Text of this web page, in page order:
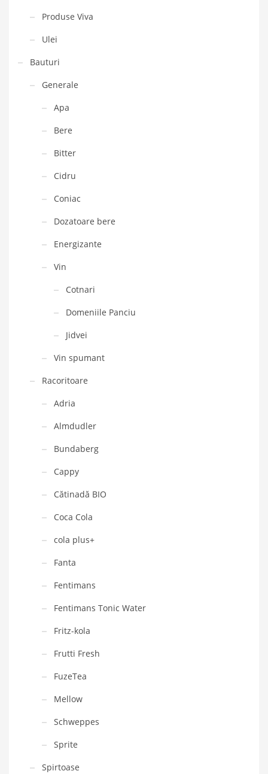
Produse Viva
Ulei
Bauturi
Generale
Apa
Bere
Bitter
Cidru
Coniac
Dozatoare bere
Energizante
Vin
Cotnari
Domeniile Panciu
Jidvei
Vin spumant
Racoritoare
Adria
Almdudler
Bundaberg
Cappy
Cătinadă BIO
Coca Cola
cola plus+
Fanta
Fentimans
Fentimans Tonic Water
Fritz-kola
Frutti Fresh
FuzeTea
Mellow
Schweppes
Sprite
Spirtoase